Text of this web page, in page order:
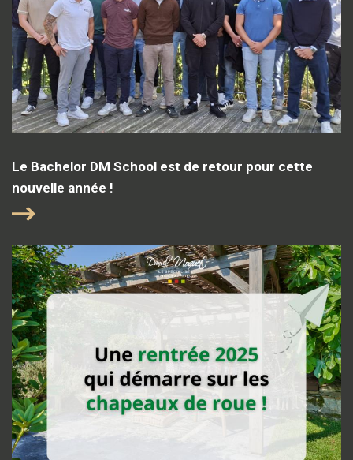
Le Bachelor DM School est de retour pour cette
nouvelle année !